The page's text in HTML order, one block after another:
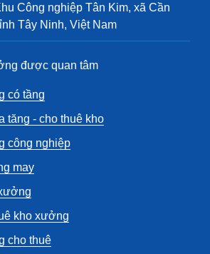
Công nghiệp Tân Kim, xã Cần
Tây Ninh, Việt Nam
được quan tâm
có tầng
tăng - cho thuê kho
công nghiệp
may
kho xưởng
cho thuê